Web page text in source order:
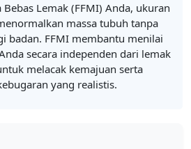
Lemak (FFMI) Anda, ukuran
massa tubuh tanpa
badan. FFMI membantu menilai
secara independen dari lemak
melacak kemajuan serta
yang realistis.